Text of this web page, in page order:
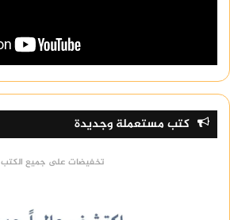
كتب مستعملة وجديدة
تخفيضات على جميع الكتب